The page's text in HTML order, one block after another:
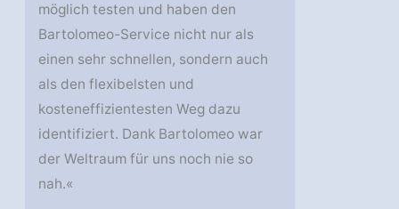
möglich testen und haben den
Bartolomeo-Service nicht nur als
einen sehr schnellen, sondern auch
als den flexibelsten und
kosteneffizientesten Weg dazu
identifiziert. Dank Bartolomeo war
der Weltraum für uns noch nie so
nah.«